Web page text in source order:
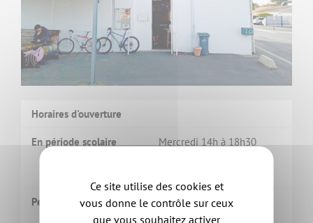
Horaires d'ouverture
En période scolaire
Mercredi 14h à 18h30
Pendant les vacances
Du lundi au vendredi
de 14h à 18h
Ce site utilise des cookies et
vous donne le contrôle sur ceux
que vous souhaitez activer